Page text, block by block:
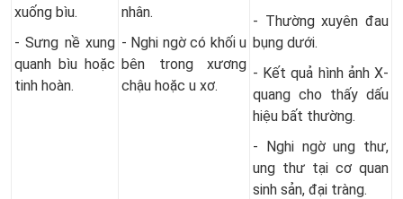
xuống bìu.
- Sưng nề xung
quanh bìu hoặc
tinh hoàn.
nhân.
- Nghi ngờ có khối u
bên trong xương
chậu hoặc u xơ.
- Thường xuyên đau
bụng dưới.
- Kết quả hình ảnh X-
quang cho thấy dấu
hiệu bất thường.
- Nghi ngờ ung thư,
ung thư tại cơ quan
sinh sản, đại tràng.